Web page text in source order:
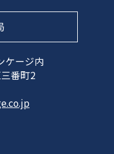
ケージ内
番町2